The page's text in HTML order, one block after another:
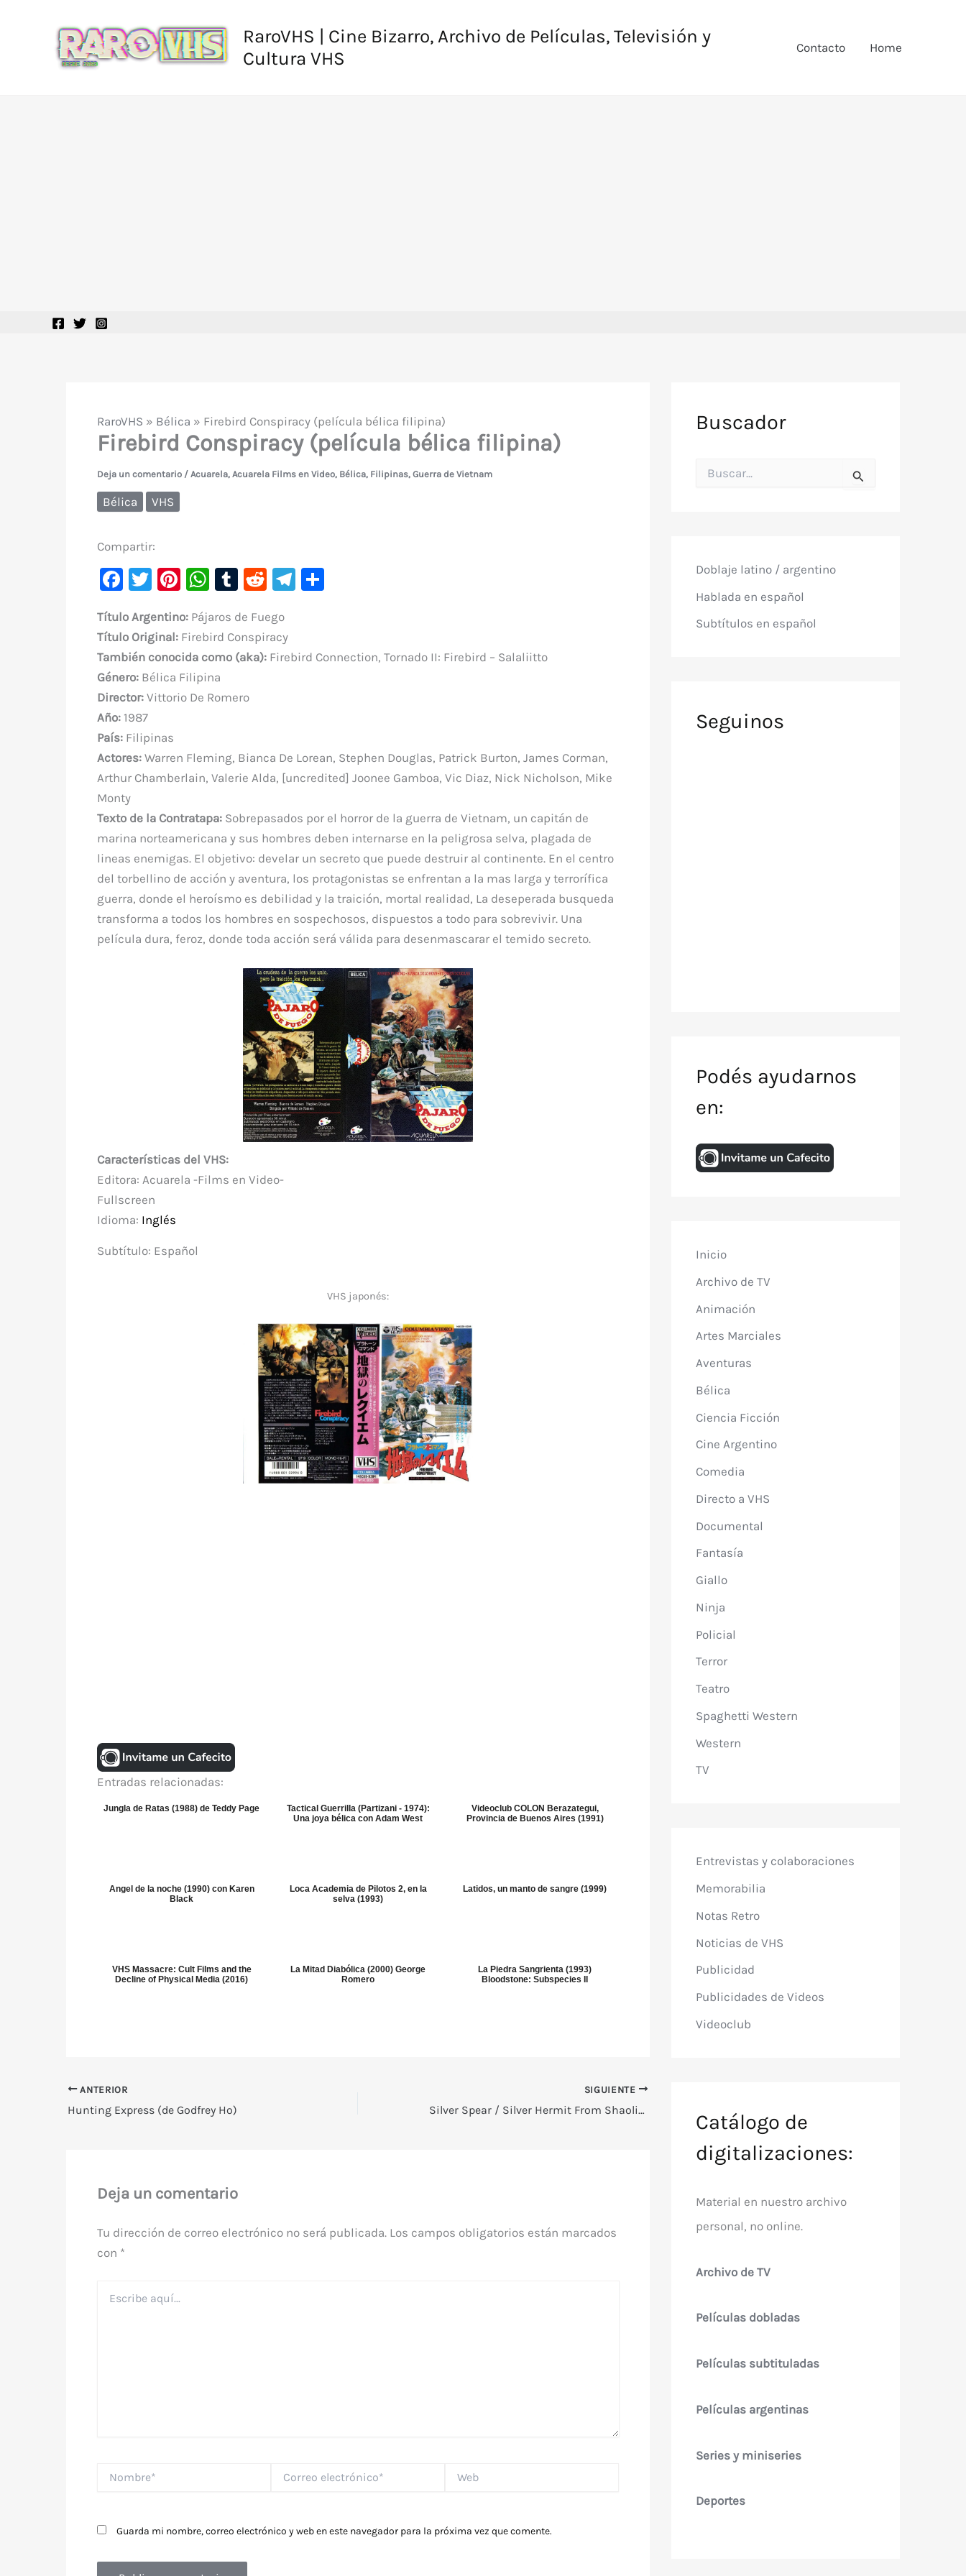
RaroVHS | Cine Bizarro, Archivo de Películas, Televisión y
Cultura VHS
Contacto Home
RaroVHS » Bélica » Firebird Conspiracy (película bélica filipina)
Firebird Conspiracy (película bélica filipina)
Deja un comentario / Acuarela, Acuarela Films en Video, Bélica, Filipinas, Guerra de Vietnam
Bélica VHS
Compartir:
F
c
e
b
o
o
k
T
it
te
r
Pi
er
e
st
W
at
s
A
p
T
m
bl
r
R
d
di
Te
a
C
p
Título Argentino: Pájaros de Fuego
Título Original: Firebird Conspiracy
También conocida como (aka):Firebird Connection, Tornado II: Firebird – Salaliitto
Género:Bélica Filipina
Director:Vittorio De Romero
Año:1987
País:Filipinas
Actores:Warren Fleming, Bianca De Lorean, Stephen Douglas, Patrick Burton, James Corman,
Arthur Chamberlain, Valerie Alda, [uncredited] Joonee Gamboa, Vic Diaz, Nick Nicholson, Mike
Monty
Texto de la Contratapa:Sobrepasados por el horror de la guerra de Vietnam, un capitán de
marina norteamericana y sus hombres deben internarse en la peligrosa selva, plagada de
lineas enemigas. El objetivo: develar un secreto que puede destruir al continente. En el centro
del torbellino de acción y aventura, los protagonistas se enfrentan a la mas larga y terrorífica
guerra, donde el heroísmo es debilidad y la traición, mortal realidad, La deseperada busqueda
transforma a todos los hombres en sospechosos, dispuestos a todo para sobrevivir. Una
película dura, feroz, donde toda acción será válida para desenmascarar el temido secreto.
Características del VHS:
Editora: Acuarela -Films en Video-
Fullscreen
Idioma: Inglés
Subtítulo: Español
VHS japonés:
Entradas relacionadas:
Jungla de Ratas (1988) de Teddy Page
Tactical Guerrilla (Partizani - 1974):
Una joya bélica con Adam West
Videoclub COLON Berazategui,
Provincia de Buenos Aires (1991)
Angel de la noche (1990) con Karen
Black
Loca Academia de Pilotos 2, en la
selva (1993)
Latidos, un manto de sangre (1999)
VHS Massacre: Cult Films and the
Decline of Physical Media (2016)
La Mitad Diabólica (2000) George
Romero
La Piedra Sangrienta (1993)
Bloodstone: Subspecies II
ANTERIOR
Hunting Express (de Godfrey Ho)
SIGUIENTE
Silver Spear / Silver Hermit From Shaolin Temple
Deja un comentario
Tu dirección de correo electrónico no será publicada. Los campos obligatorios están marcados
con *
aquí...
electrónico*
Guarda mi nombre, correo electrónico y web en este navegador para la próxima vez que comente.
Buscador
o
:
Doblaje latino / argentino
Hablada en español
Subtítulos en español
Seguinos
Podés ayudarnos
en:
Inicio
Archivo de TV
Animación
Artes Marciales
Aventuras
Bélica
Ciencia Ficción
Cine Argentino
Comedia
Directo a VHS
Documental
Fantasía
Giallo
Ninja
Policial
Terror
Teatro
Spaghetti Western
Western
TV
Entrevistas y colaboraciones
Memorabilia
Notas Retro
Noticias de VHS
Publicidad
Publicidades de Videos
Videoclub
Catálogo de
digitalizaciones:
Material en nuestro archivo
personal, no online.
Archivo de TV
Películas dobladas
Películas subtituladas
Películas argentinas
Series y miniseries
Deportes